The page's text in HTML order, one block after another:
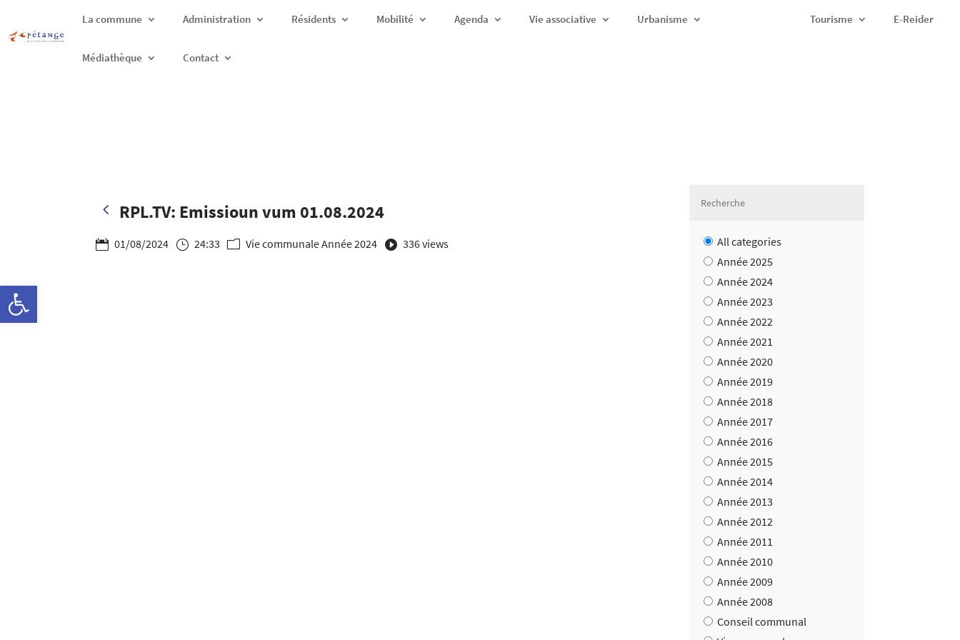
La commune Administration Résidents Mobilité Agenda Vie associative Urbanisme Tourisme E-Reider
Médiathèque Contact
4 RPL.TV: Emissioun vum 01.08.2024
 01/08/2024 } 24:33 m Vie communale Année 2024  336 views
All categories
Année 2025
Année 2024
Année 2023
Année 2022
Année 2021
Année 2020
Année 2019
Année 2018
Année 2017
Année 2016
Année 2015
Année 2014
Année 2013
Année 2012
Année 2011
Année 2010
Année 2009
Année 2008
Conseil communal
Ouvrir la barre d’outils